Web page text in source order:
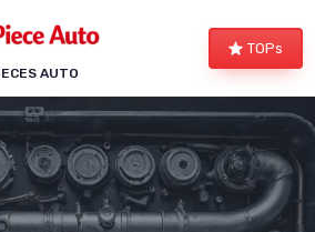
AUTO
TOPs
cookies